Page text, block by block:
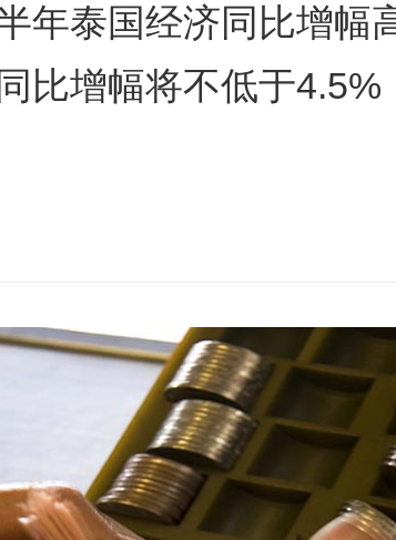
年泰国经济同比增幅
比增幅将不低于